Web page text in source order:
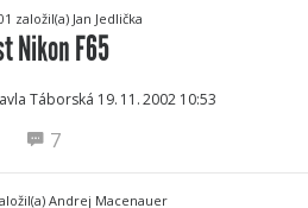
založil(a) Jan Jedlička
Nikon F65
Táborská 19. 11.2002 10:53
7
Andrej Macenauer